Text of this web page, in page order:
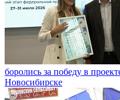
боролись за победу в
Новосибирске